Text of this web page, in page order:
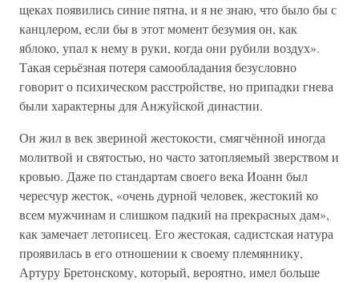
щеках появились синие пятна, и я не знаю, что было бы с
канцлером, если бы в этот момент безумия он, как
яблоко, упал к нему в руки, когда они рубили воздух».
Такая серьёзная потеря самообладания безусловно
говорит о психическом расстройстве, но припадки гнева
были характерны для Анжуйской династии.
Он жил в век звериной жестокости, смягчённой иногда
молитвой и святостью, но часто затопляемый зверством и
кровью. Даже по стандартам своего века Иоанн был
чересчур жесток, «очень дурной человек, жестокий ко
всем мужчинам и слишком падкий на прекрасных дам»,
как замечает летописец. Его жестокая, садистская натура
проявилась в его отношении к своему племяннику,
Артуру Бретонскому, который, вероятно, имел больше